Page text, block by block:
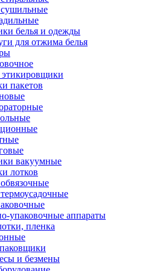
белья и одежды
для отжима белья
пакетов
вакуумные
лотков
упаковочные аппараты
пленка
и безмены